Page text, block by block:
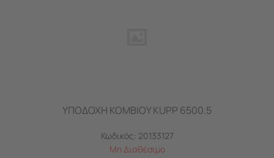
ΥΠΟΔΟΧΗ ΚΟΜΒIOY KUPP 6500.5
Κωδικός: 20133127
Μη Διαθέσιμο